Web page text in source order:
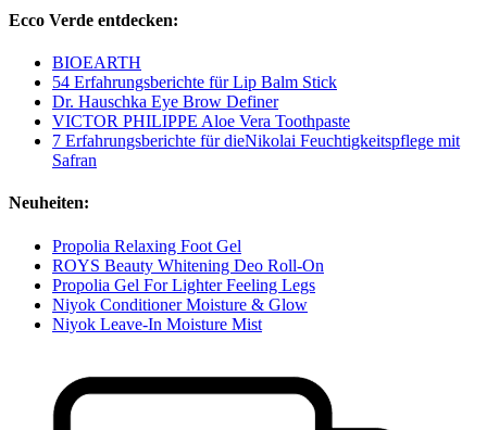
Ecco Verde entdecken:
BIOEARTH
54 Erfahrungsberichte für Lip Balm Stick
Dr. Hauschka Eye Brow Definer
VICTOR PHILIPPE Aloe Vera Toothpaste
7 Erfahrungsberichte für dieNikolai Feuchtigkeitspflege mit
Safran
Neuheiten:
Propolia Relaxing Foot Gel
ROYS Beauty Whitening Deo Roll-On
Propolia Gel For Lighter Feeling Legs
Niyok Conditioner Moisture & Glow
Niyok Leave-In Moisture Mist